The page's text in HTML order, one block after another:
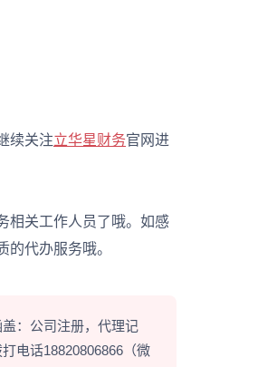
续关注立华星财务官网进
关工作人员了哦。如感
代办服务哦。
：公司注册，代理记
电话18820806866（微